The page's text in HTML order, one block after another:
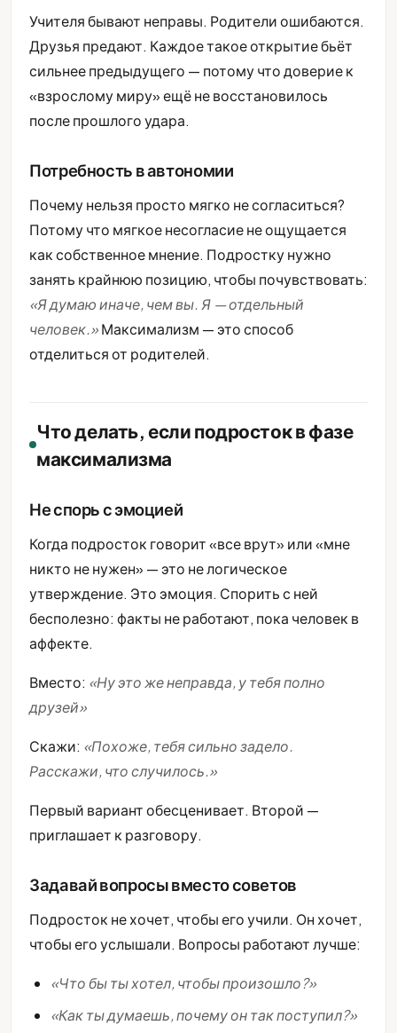
Учителя бывают неправы. Родители ошибаются.
Друзья предают. Каждое такое открытие бьёт
сильнее предыдущего — потому что доверие к
«взрослому миру» ещё не восстановилось
после прошлого удара.
Потребность в автономии
Почему нельзя просто мягко не согласиться?
Потому что мягкое несогласие не ощущается
как собственное мнение. Подростку нужно
занять крайнюю позицию, чтобы почувствовать:
«Я думаю иначе, чем вы. Я — отдельный
человек.»Максимализм — это способ
отделиться от родителей.
Что делать, если подросток в фазе
максимализма
Не спорь с эмоцией
Когда подросток говорит «все врут» или «мне
никто не нужен» — это не логическое
утверждение. Это эмоция. Спорить с ней
бесполезно: факты не работают, пока человек в
аффекте.
Вместо: «Ну это же неправда, у тебя полно
друзей»
Скажи: «Похоже, тебя сильно задело.
Расскажи, что случилось.»
Первый вариант обесценивает. Второй —
приглашает к разговору.
Задавай вопросы вместо советов
Подросток не хочет, чтобы его учили. Он хочет,
чтобы его услышали. Вопросы работают лучше:
«Что бы ты хотел, чтобы произошло?»
«Как ты думаешь, почему он так поступил?»